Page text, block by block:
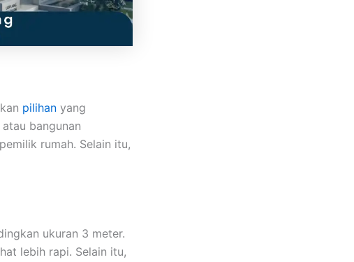
pilihan yang
atau bangunan
rumah. Selain itu,
ukuran 3 meter.
lebih rapi. Selain itu,